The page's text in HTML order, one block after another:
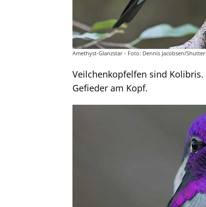
Amethyst-Glanzstar - Foto: Dennis Jacobsen/
Veilchenkopfelfen sind
Gefieder am Kopf.